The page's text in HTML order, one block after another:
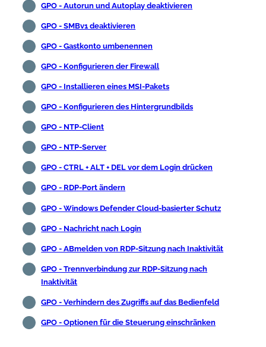
GPO - Autorun und Autoplay deaktivieren
GPO - SMBv1 deaktivieren
GPO - Gastkonto umbenennen
GPO - Konfigurieren der Firewall
GPO - Installieren eines MSI-Pakets
GPO - Konfigurieren des Hintergrundbilds
GPO - NTP-Client
GPO - NTP-Server
GPO - CTRL + ALT + DEL vor dem Login drücken
GPO - RDP-Port ändern
GPO - Windows Defender Cloud-basierter Schutz
GPO - Nachricht nach Login
GPO - ABmelden von RDP-Sitzung nach Inaktivität
GPO - Trennverbindung zur RDP-Sitzung nach
Inaktivität
GPO - Verhindern des Zugriffs auf das Bedienfeld
GPO - Optionen für die Steuerung einschränken